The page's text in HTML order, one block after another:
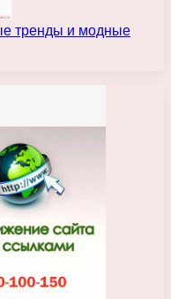
тренды и модные